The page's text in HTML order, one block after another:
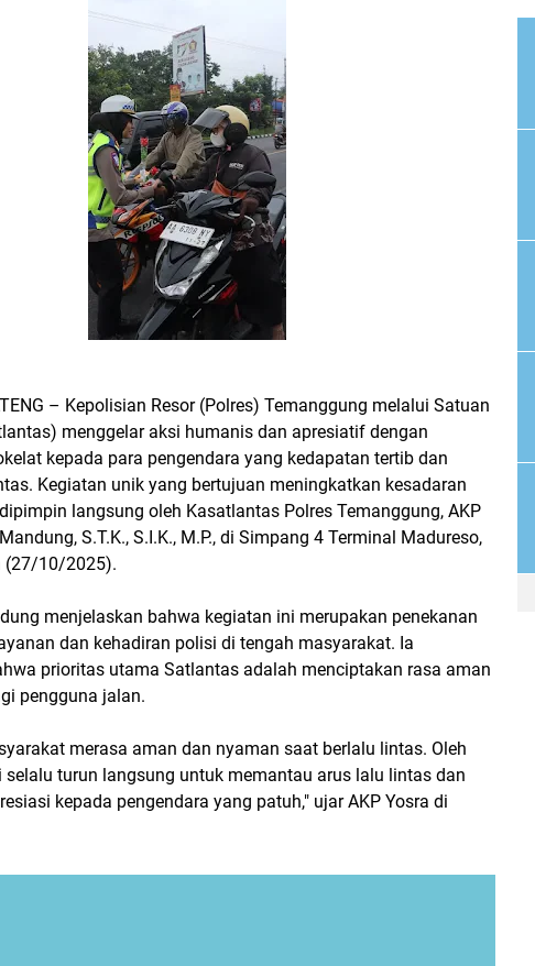
– Kepolisian Resor (Polres) Temanggung melalui Satuan
menggelar aksi humanis dan apresiatif dengan
kepada para pengendara yang kedapatan tertib dan
Kegiatan unik yang bertujuan meningkatkan kesadaran
langsung oleh Kasatlantas Polres Temanggung, AKP
S.T.K., S.I.K., M.P., di Simpang 4 Terminal Madureso,
(27/10/2025).
menjelaskan bahwa kegiatan ini merupakan penekanan
dan kehadiran polisi di tengah masyarakat. Ia
prioritas utama Satlantas adalah menciptakan rasa aman
pengguna jalan.
merasa aman dan nyaman saat berlalu lintas. Oleh
selalu turun langsung untuk memantau arus lalu lintas dan
kepada pengendara yang patuh," ujar AKP Yosra di